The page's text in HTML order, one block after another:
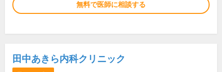
無料で医師に相談する
田中あきら内科クリニック